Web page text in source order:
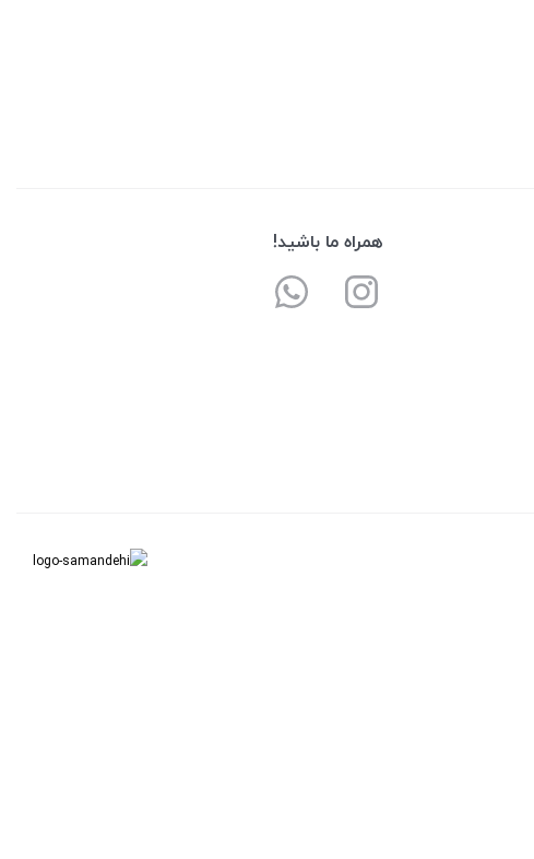
همراه ما باشید!